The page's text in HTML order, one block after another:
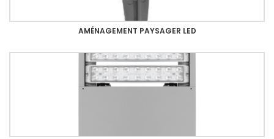
AMÉNAGEMENT PAYSAGER LED